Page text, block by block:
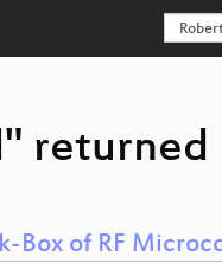
returned
Box of RF